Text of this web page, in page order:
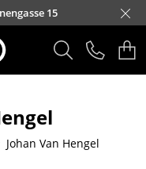
15
Johan Van Hengel